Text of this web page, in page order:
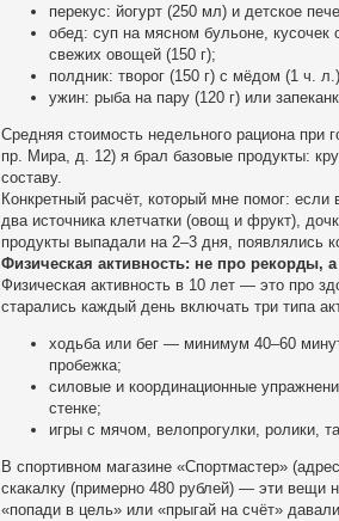
перекус: йогурт (250 мл) и детское
обед: суп на мясном бульоне, кусочек
свежих овощей (150 г);
полдник: творог (150 г) с мёдом (1 ч.
ужин: рыба на пару (120 г) или
Средняя стоимость недельного рациона при
пр. Мира, д. 12) я брал базовые продукты:
составу.
Конкретный расчёт, который мне помог:
два источника клетчатки (овощ и фрукт),
продукты выпадали на 2–3 дня, появлялись
Физическая активность: не про рекорды,
Физическая активность в 10 лет — это про
старались каждый день включать три типа
ходьба или бег — минимум 40–60
пробежка;
силовые и координационные
стенке;
игры с мячом, велопрогулки, ролики,
В спортивном магазине «Спортмастер»
скакалку (примерно 480 рублей) — эти вещи
«попади в цель» или «прыгай на счёт»